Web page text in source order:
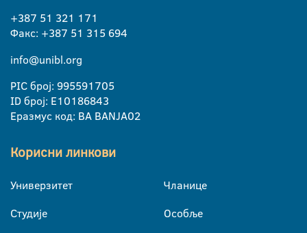
+387 51 321 171
Факс: +387 51 315 694
info@unibl.org
PIC број: 995591705
ID број: E10186843
Еразмус код: BA BANJA02
Корисни линкови
Универзитет
Студије
Чланице
Особље